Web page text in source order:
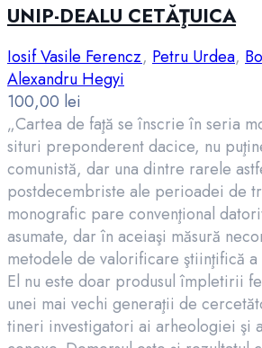
UNIP-DEALU CETĂŢUICA
Iosif Vasile Ferencz, Petru Urdea,
Alexandru Hegyi
100,00 lei
„Cartea de faţă se înscrie în seria
situri preponderent dacice, nu
comunistă, dar una dintre rarele
postdecembriste ale perioadei de
monografic pare convenţional
asumate, dar în aceiaşi măsură
metodele de valorificare ştiinţifică
El nu este doar produsul împletirii
unei mai vechi generaţii de
tineri investigatori ai arheologiei şi